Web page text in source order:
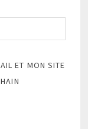
ET MON SITE